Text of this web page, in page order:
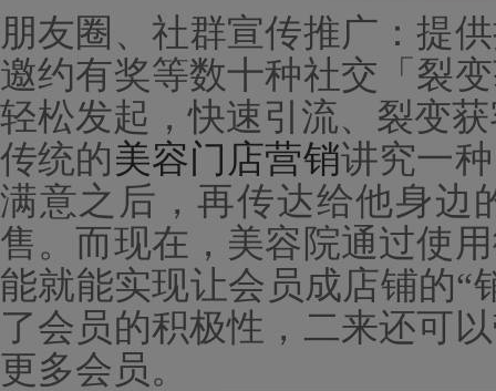
朋友圈、社群宣传推广：提
邀约有奖等数十种社交「裂
轻松发起，快速引流、裂变
传统的美容门店营销讲究一
满意之后，再传达给他身边
售。而现在，美容院通过使用
能就能实现让会员成店铺的“
了会员的积极性，二来还可
更多会员。